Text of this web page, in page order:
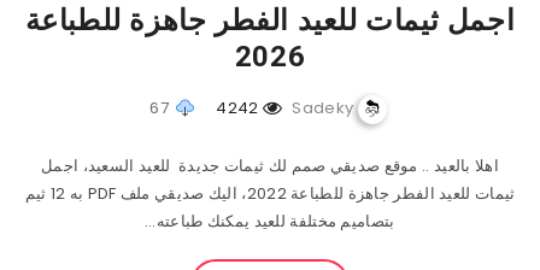
اجمل ثيمات للعيد الفطر جاهزة للطباعة
2026
Sadeky
67
اهلا بالعيد .. موقع صديقي صمم لك ثيمات جديدة للعيد السعيد، اجمل
ثيمات للعيد الفطر جاهزة للطباعة 2022، اليك صديقي ملف PDF به 12 ثيم
بتصاميم مختلفة للعيد يمكنك طباعته…